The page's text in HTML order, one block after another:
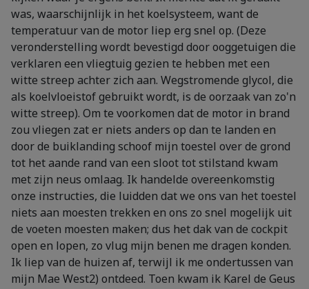
was, waarschijnlijk in het koelsysteem, want de
temperatuur van de motor liep erg snel op. (Deze
veronderstelling wordt bevestigd door ooggetuigen die
verklaren een vliegtuig gezien te hebben met een
witte streep achter zich aan. Wegstromende glycol, die
als koelvloeistof gebruikt wordt, is de oorzaak van zo'n
witte streep). Om te voorkomen dat de motor in brand
zou vliegen zat er niets anders op dan te landen en
door de buiklanding schoof mijn toestel over de grond
tot het aande rand van een sloot tot stilstand kwam
met zijn neus omlaag. Ik handelde overeenkomstig
onze instructies, die luidden dat we ons van het toestel
niets aan moesten trekken en ons zo snel mogelijk uit
de voeten moesten maken; dus het dak van de cockpit
open en lopen, zo vlug mijn benen me dragen konden.
Ik liep van de huizen af, terwijl ik me ondertussen van
mijn Mae West2) ontdeed. Toen kwam ik Karel de Geus